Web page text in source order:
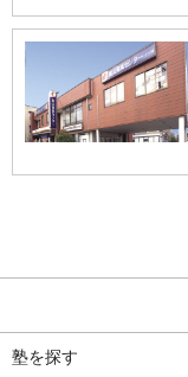
塾を探す